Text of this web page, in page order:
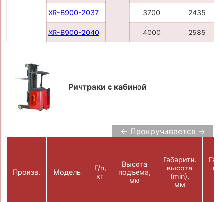
XR-B900-2037 3700 2435
XR-B900-2040 4000 2585
Ричтраки с кабиной
← Прокручивается →
Произв. Модель
Г/п,
кг
Высота
подъема,
мм
Габаритн.
высота
(min),
мм